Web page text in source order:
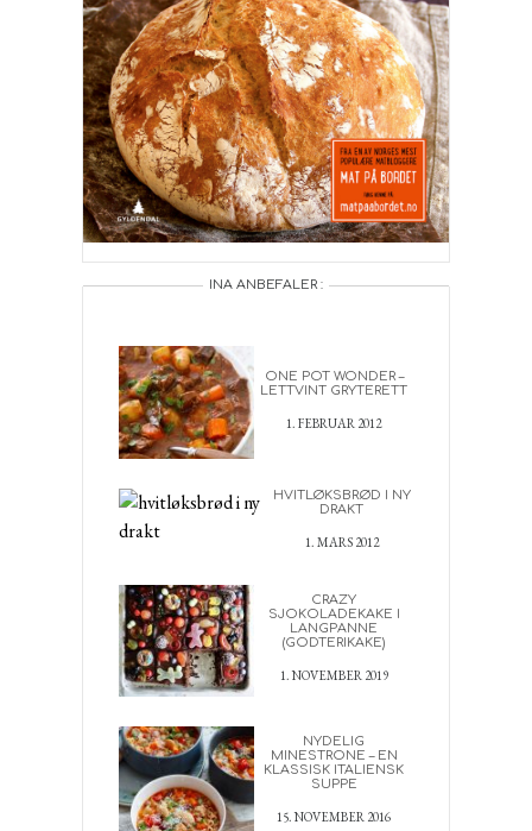
INA ANBEFALER :
ONE POT WONDER –
LETTVINT GRYTERETT
1. FEBRUAR 2012
HVITLØKSBRØD I NY
DRAKT
1. MARS 2012
CRAZY
SJOKOLADEKAKE I
LANGPANNE
(GODTERIKAKE)
1. NOVEMBER 2019
NYDELIG
MINESTRONE – EN
KLASSISK ITALIENSK
SUPPE
15. NOVEMBER 2016